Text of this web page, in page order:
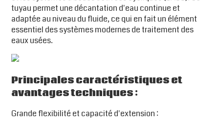
tuyau permet une décantation d'eau continue et
adaptée au niveau du fluide, ce qui en fait un élément
essentiel des systèmes modernes de traitement des
eaux usées.
Principales caractéristiques et
avantages techniques :
Grande flexibilité et capacité d'extension :